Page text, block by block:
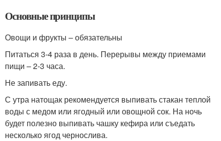
Основные принципы
Овощи и фрукты – обязательны
Питаться 3-4 раза в день. Перерывы между приемами
пищи – 2-3 часа.
Не запивать еду.
С утра натощак рекомендуется выпивать стакан теплой
воды с медом или ягодный или овощной сок. На ночь
будет полезно выпивать чашку кефира или съедать
несколько ягод чернослива.